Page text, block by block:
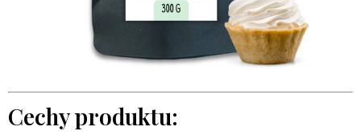
Cechy produktu: